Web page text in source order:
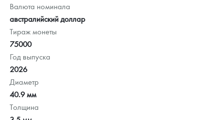
Валюта номинала
австралийский доллар
Тираж монеты
75000
Год выпуска
2026
Диаметр
40.9 мм
Толщина